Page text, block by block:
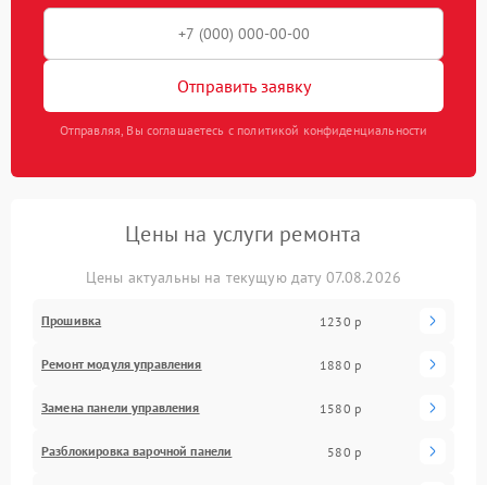
Отправить заявку
Отправляя, Вы соглашаетесь с политикой конфиденциальности
Цены на услуги ремонта
Цены актуальны на текущую дату 07.08.2026
Прошивка 1230 р
Ремонт модуля управления 1880 р
Замена панели управления 1580 р
Разблокировка варочной панели 580 р